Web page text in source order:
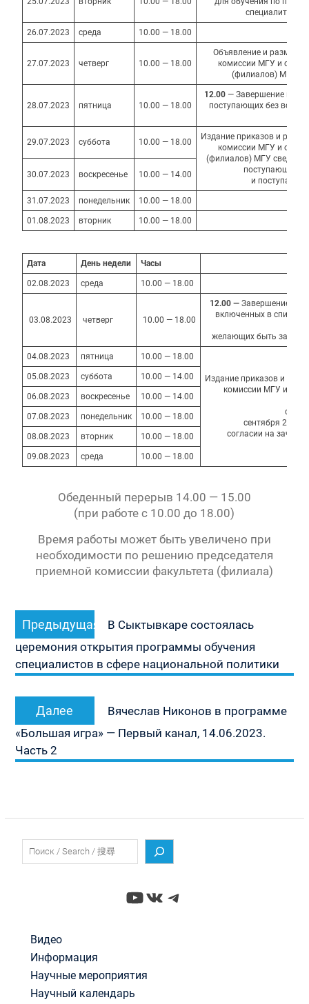
специалитета
26.07.2023 среда 10.00 — 18.00
27.07.2023 четверг 10.00 — 18.00
Объявление и
комиссии МГУ и
(филиалов) МГУ
28.07.2023 пятница 10.00 — 18.00
12.00— Завершение
поступающих без
29.07.2023 суббота 10.00 — 18.00
Издание приказов и
комиссии МГУ и
(филиалов) МГУ
поступающих
и
30.07.2023 воскресенье 10.00 — 14.00
31.07.2023 понедельник 10.00 — 18.00
01.08.2023 вторник 10.00 — 18.00
Дата День недели Часы
02.08.2023 среда 10.00 — 18.00
03.08.2023 четверг 10.00 — 18.00
12.00 — Завершение
включенных в списки
желающих быть
04.08.2023 пятница 10.00 — 18.00
Издание приказов и
комиссии МГУ и
сентября 2023
согласии на
05.08.2023 суббота 10.00 — 14.00
06.08.2023 воскресенье 10.00 — 14.00
07.08.2023 понедельник 10.00 — 18.00
08.08.2023 вторник 10.00 — 18.00
09.08.2023 среда 10.00 — 18.00
Обеденный перерыв 14.00 — 15.00
(при работе с 10.00 до 18.00)
Время работы может быть увеличено при
необходимости по решению председателя
приемной комиссии факультета (филиала)
по
записям
Предыдущая
запись:
В Сыктывкаре состоялась
церемония открытия программы обучения
специалистов в сфере национальной политики
Далее
запись:
Вячеслав Никонов в программе
«Большая игра» — Первый канал, 14.06.2023.
Часть 2
YouTube
ВКонтакте
Telegram
Видео
Информация
Научные мероприятия
Научный календарь